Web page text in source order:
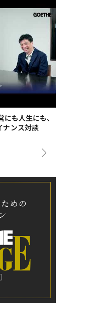
にも人生にも、
ナンス対談